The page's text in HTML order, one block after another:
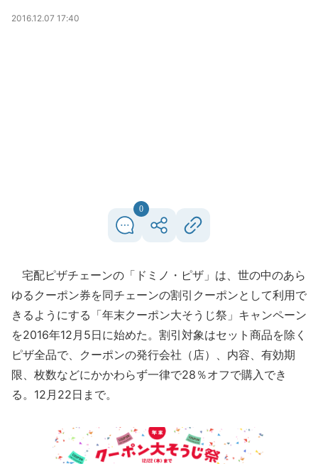
2016.12.07 17:40
0
宅配ピザチェーンの「ドミノ・ピザ」は、世の中のあら
ゆるクーポン券を同チェーンの割引クーポンとして利用で
きるようにする「年末クーポン大そうじ祭」キャンペーン
を2016年12月5日に始めた。割引対象はセット商品を除く
ピザ全品で、クーポンの発行会社（店）、内容、有効期
限、枚数などにかかわらず一律で28％オフで購入でき
る。12月22日まで。